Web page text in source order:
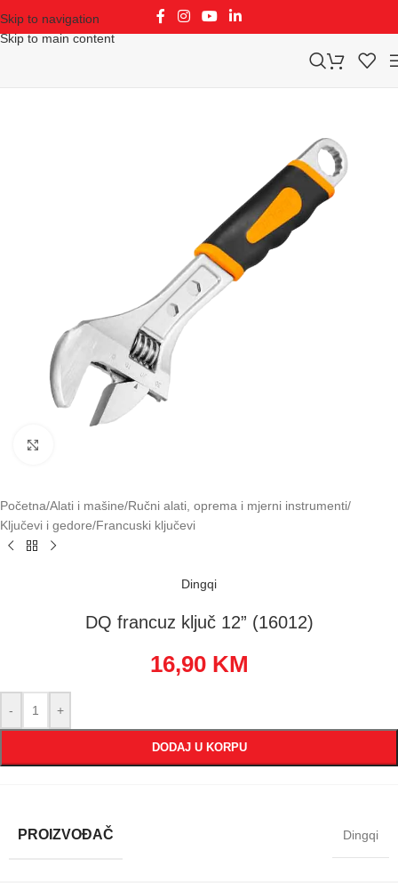
Skip to navigation
Skip to main content
Početna/Alati i mašine/Ručni alati, oprema i mjerni instrumenti/
Ključevi i gedore/Francuski ključevi
Dingqi
DQ francuz ključ 12” (16012)
16,90 KM
- +
DODAJ U KORPU
PROIZVOĐAČ Dingqi